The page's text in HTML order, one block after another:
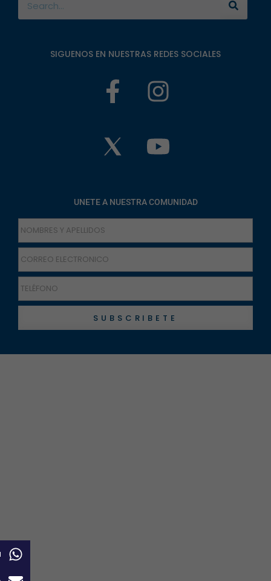
SIGUENOS EN NUESTRAS REDES SOCIALES
UNETE A NUESTRA COMUNIDAD
SUBSCRIBETE